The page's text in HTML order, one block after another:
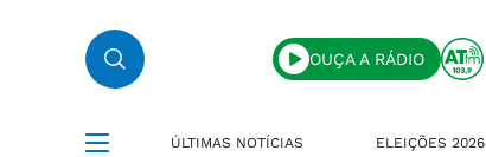
OUÇA A RÁDIO
ÚLTIMAS NOTÍCIAS ELEIÇÕES 2026